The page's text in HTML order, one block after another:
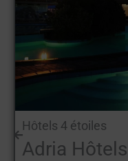
Ce n'est pas un hasard
Paese", son climat
innombrables œuvres
donné cette appellation.
s'identifie le plus et
C'est l'une des plus
fait la région la plus
Hôtels 4 étoiles
Adria Hôtels